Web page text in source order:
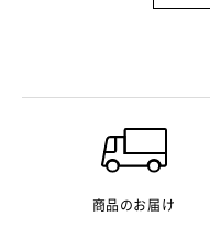
商品のお届け